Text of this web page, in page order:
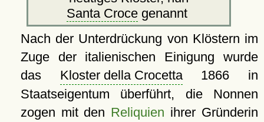
Santa Crocegenannt
Nach der Unterdrückung von Klöstern im
Zuge der italienischen Einigung wurde
das Kloster della Crocetta1866 in
Staatseigentum überführt, die Nonnen
zogen mit den Reliquien ihrer Gründerin